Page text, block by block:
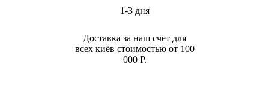
1-3 дня
Доставка за наш счет для
всех киёв стоимостью от 100
000 Р.